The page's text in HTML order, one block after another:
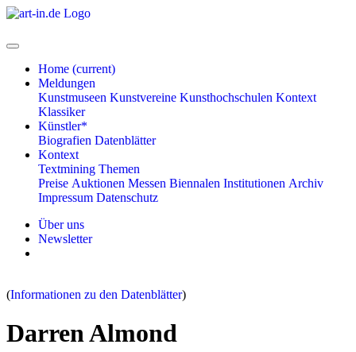
Home (current)
Meldungen
Kunstmuseen Kunstvereine Kunsthochschulen Kontext
Klassiker
Künstler*
Biografien Datenblätter
Kontext
Textmining Themen
Preise Auktionen Messen Biennalen Institutionen Archiv
Impressum Datenschutz
Über uns
Newsletter
(Informationen zu den Datenblätter)
Darren Almond